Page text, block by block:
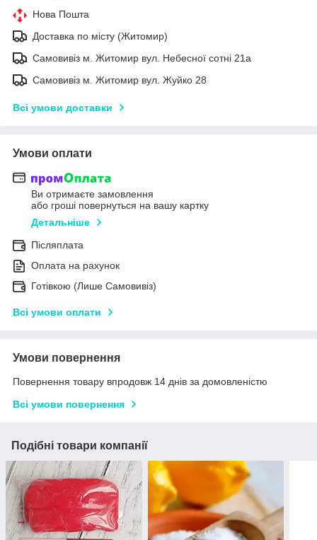
Нова Пошта
Доставка по місту (Житомир)
Самовивіз м. Житомир вул. Небесної сотні 21а
Самовивіз м. Житомир вул. Жуйко 28
Всі умови доставки
Умови оплати
Ви отримаєте замовлення
або гроші повернуться на вашу картку
Детальніше
Післяплата
Оплата на рахунок
Готівкою (Лише Самовивіз)
Всі умови оплати
Умови повернення
Повернення товару впродовж 14 днів за домовленістю
Всі умови повернення
Подібні товари компанії